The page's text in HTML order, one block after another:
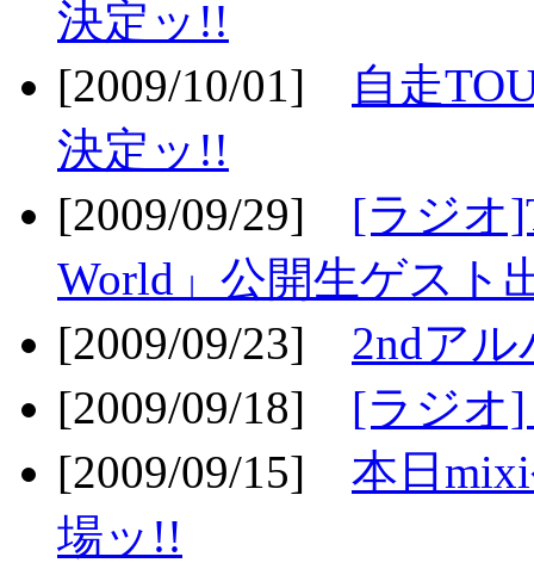
決定ッ!!
[2009/10/01]
自走
決定ッ!!
[2009/09/29] [ラジオ
World」公開生ゲスト
[2009/09/23] 2ndア
[2009/09/18] [ラジオ
[2009/09/15] 本日
場ッ!!